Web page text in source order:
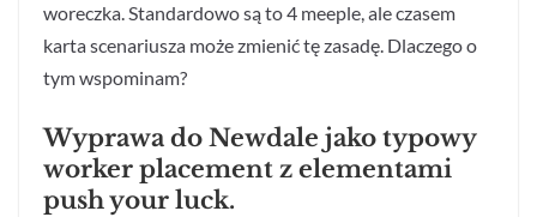
woreczka. Standardowo są to 4 meeple, ale czasem
karta scenariusza może zmienić tę zasadę. Dlaczego o
tym wspominam?
Wyprawa do Newdale jako typowy
worker placement z elementami
push your luck.